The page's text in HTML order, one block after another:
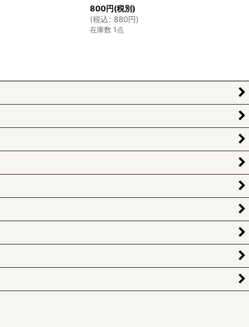
800円(税別)
(税込: 880円)
在庫数 1点